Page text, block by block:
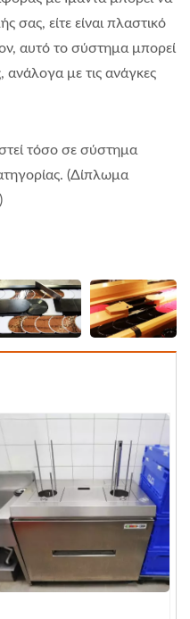
σας, είτε είναι πλαστικό
αυτό το σύστημα μπορεί
ανάλογα με τις ανάγκες
τόσο σε σύστημα
(Δίπλωμα